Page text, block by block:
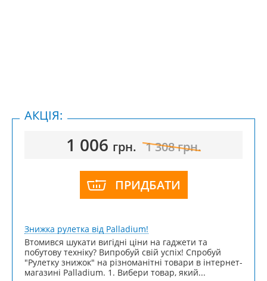
1 006 грн. 1 308грн.
ПРИДБАТИ
АКЦІЯ:
Знижка рулетка від Palladium!
Втомився шукати вигідні ціни на гаджети та
побутову техніку? Випробуй свій успіх! Спробуй
"Рулетку знижок" на різноманітні товари в інтернет-
магазині Palladium. 1. Вибери товар, який...